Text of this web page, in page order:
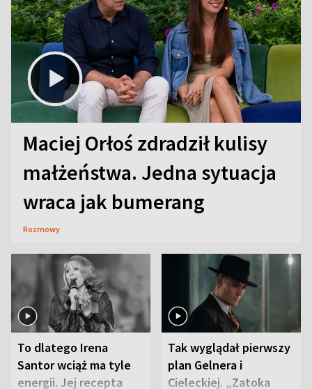
Maciej Orłoś zdradził kulisy
małżeństwa. Jedna sytuacja
wraca jak bumerang
Rozmowy
To dlatego Irena
Santor wciąż ma tyle
energii. Jej recepta
Tak wyglądał pierwszy
plan Gelnera i
Cieleckiej. „Zatoka